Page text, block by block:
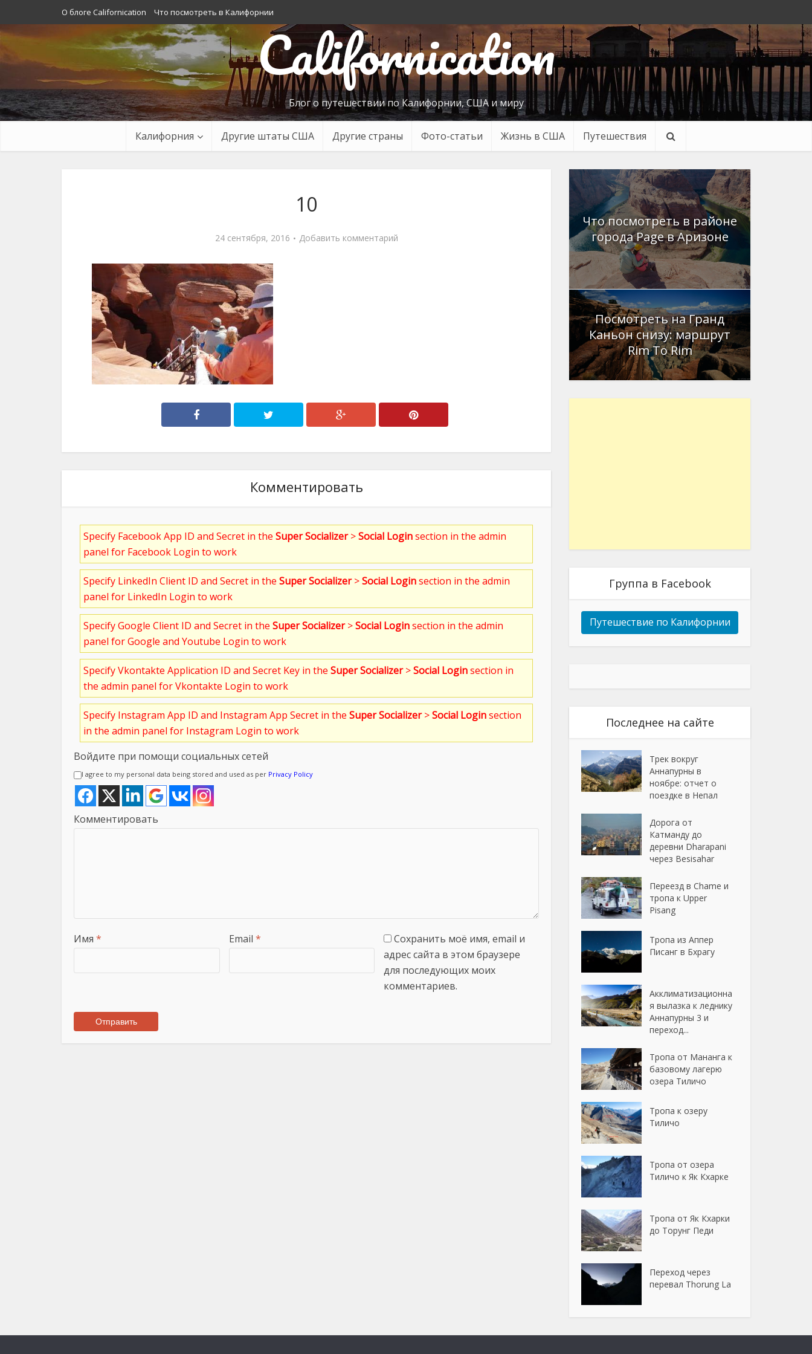
О блоге Californication Что посмотреть в КалифорнииCalifornication
Блог о путешествии по Калифорнии, США и миру
Калифорния Другие штаты США Другие страны Фото-статьи Жизнь в США Путешествия
10
24 сентября, 2016 Добавить комментарий
Комментировать
Specify Facebook App ID and Secret in the Super Socializer>Social Loginsection in the admin
panel for Facebook Login to work
Specify LinkedIn Client ID and Secret in the Super Socializer>Social Loginsection in the admin
panel for LinkedIn Login to work
Specify Google Client ID and Secret in the Super Socializer>Social Loginsection in the admin
panel for Google and Youtube Login to work
Specify Vkontakte Application ID and Secret Key in the Super Socializer>Social Loginsection in
the admin panel for Vkontakte Login to work
Specify Instagram App ID and Instagram App Secret in the Super Socializer>Social Loginsection
in the admin panel for Instagram Login to work
Войдите при помощи социальных сетей
I agree to my personal data being stored and used as per Privacy Policy
Комментировать
Имя * Email *
Сохранить моё имя, email и
адрес сайта в этом браузере
для последующих моих
комментариев.
Что посмотреть в районе
города Page в Аризоне
Посмотреть на Гранд
Каньон снизу: маршрут
Rim To Rim
Группа в Facebook
Путешествие по Калифорнии
Последнее на сайте
Трек вокруг
Аннапурны в
ноябре: отчет о
поездке в Непал
Дорога от
Катманду до
деревни Dharapani
через Besisahar
Переезд в Chame и
тропа к Upper
Pisang
Тропа из Аппер
Писанг в Бхрагу
Акклиматизационна
я вылазка к леднику
Аннапурны 3 и
переход...
Тропа от Мананга к
базовому лагерю
озера Тиличо
Тропа к озеру
Тиличо
Тропа от озера
Тиличо к Як Кхарке
Тропа от Як Кхарки
до Торунг Педи
Переход через
перевал Thorung La